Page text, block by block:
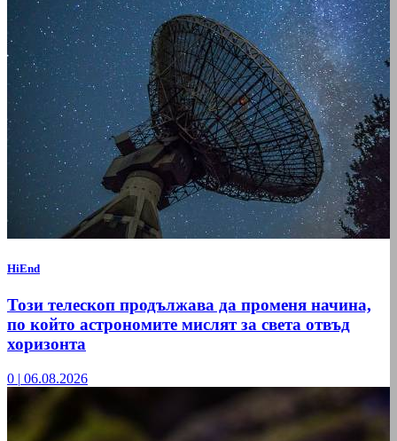
HiEnd
Този телескоп продължава да променя начина,
по който астрономите мислят за света отвъд
хоризонта
0 | 06.08.2026